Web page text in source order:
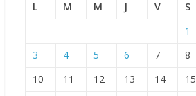
L
M M J V S
1
3
4 5 6 7 8
10
11 12 13 14 15